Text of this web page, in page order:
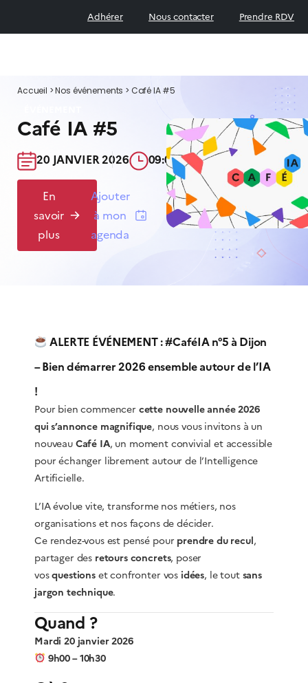
Adhérer Nous contacter Prendre RDV
Accueil >Nos événements > Café IA #5
Café IA #5
20 JANVIER 2026​ 09:00-10:30​
En
savoir
plus
Ajouter
à mon
agenda
ALERTE ÉVÉNEMENT : #CaféIA n°5 à Dijon
– Bien démarrer 2026 ensemble autour de l’IA
!
Pour bien commencer cette nouvelle année 2026
qui s’annonce magnifique, nous vous invitons à un
nouveauCafé IA, un moment convivial et accessible
pour échanger librement autour de l’Intelligence
Artificielle.
L’IA évolue vite, transforme nos métiers, nos
organisations et nos façons de décider.
Ce rendez-vous est pensé pour prendre du recul,
partager des retours concrets, poser
vosquestionset confronter vos idées, le toutsans
jargon technique.
Quand ?
Mardi 20 janvier 2026
9h00 – 10h30